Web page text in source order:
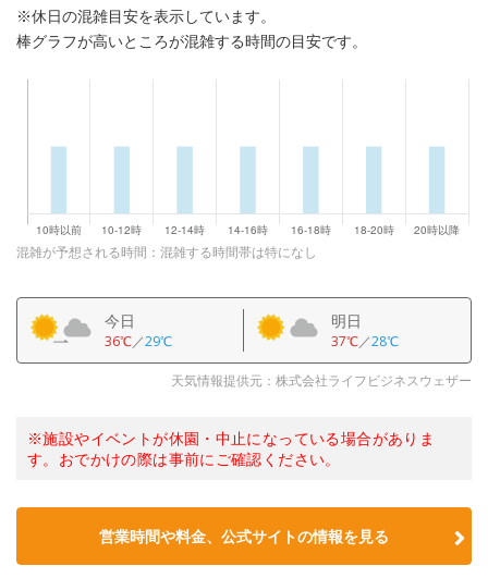
※休日の混雑目安を表示しています。
棒グラフが高いところが混雑する時間の目安です。
混雑が予想される時間：混雑する時間帯は特になし
今日
36℃／29℃
明日
37℃／28℃
天気情報提供元：株式会社ライフビジネスウェザー
※施設やイベントが休園・中止になっている場合がありま
す。おでかけの際は事前にご確認ください。
営業時間や料金、公式サイトの情報を見る